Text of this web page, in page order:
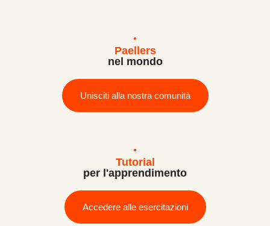
Paellers
nel mondo
Unisciti alla nostra comunità
Tutorial
per l'apprendimento
Accedere alle esercitazioni